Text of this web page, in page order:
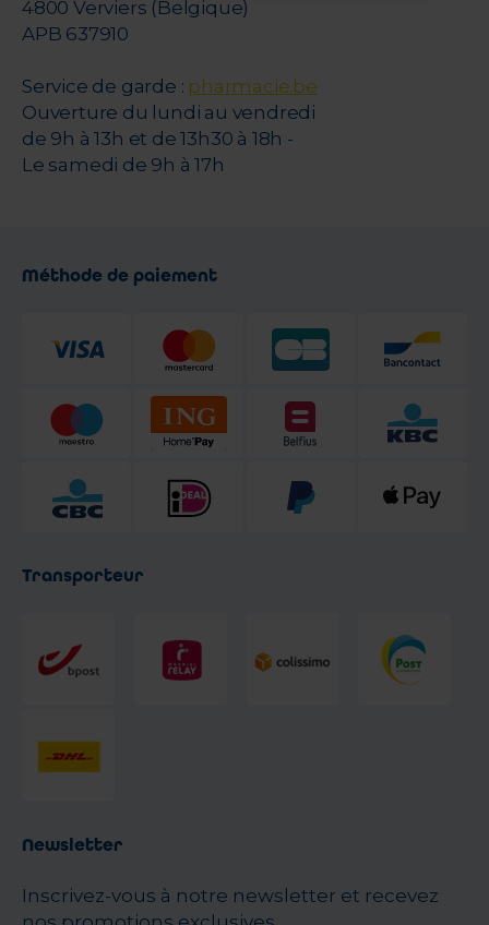
4800 Verviers (Belgique)
APB 637910
Service de garde : pharmacie.be
Ouverture du lundi au vendredi
de 9h à 13h et de 13h30 à 18h -
Le samedi de 9h à 17h
Méthode de paiement
Transporteur
Newsletter
Inscrivez-vous à notre newsletter et recevez